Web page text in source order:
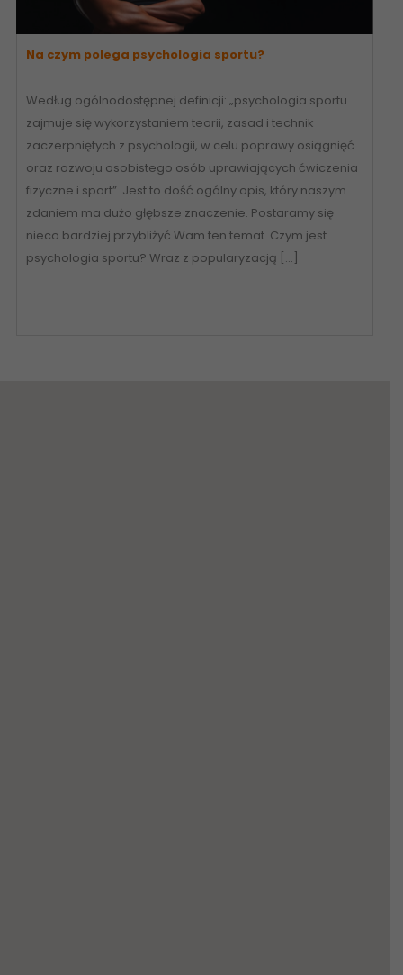
Na czym polega psychologia sportu?
Według ogólnodostępnej definicji: „psychologia sportu
zajmuje się wykorzystaniem teorii, zasad i technik
zaczerpniętych z psychologii, w celu poprawy osiągnięć
oraz rozwoju osobistego osób uprawiających ćwiczenia
fizyczne i sport”. Jest to dość ogólny opis, który naszym
zdaniem ma dużo głębsze znaczenie. Postaramy się
nieco bardziej przybliżyć Wam ten temat. Czym jest
psychologia sportu? Wraz z popularyzacją […]